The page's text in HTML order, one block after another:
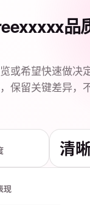
品
或希望快速做决
保留关键差异，
清
现